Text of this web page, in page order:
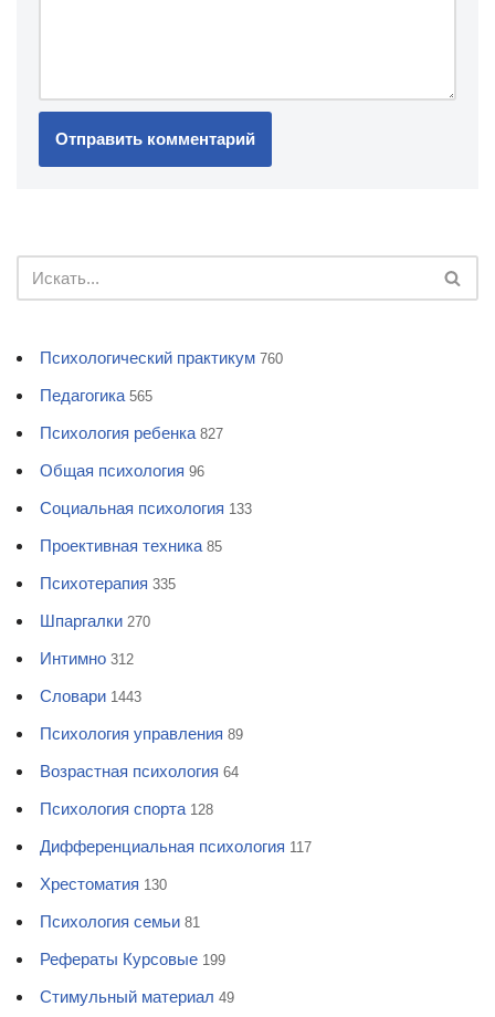
Психологический практикум 760
Педагогика 565
Психология ребенка 827
Общая психология 96
Социальная психология 133
Проективная техника 85
Психотерапия 335
Шпаргалки 270
Интимно 312
Словари 1443
Психология управления 89
Возрастная психология 64
Психология спорта 128
Дифференциальная психология 117
Хрестоматия 130
Психология семьи 81
Рефераты Курсовые 199
Стимульный материал 49